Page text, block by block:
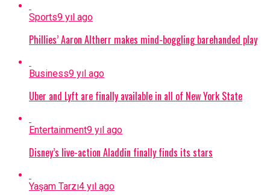
Sports9 yıl ago
Phillies’ Aaron Altherr makes mind-boggling barehanded play
Business9 yıl ago
Uber and Lyft are finally available in all of New York State
Entertainment9 yıl ago
Disney’s live-action Aladdin finally finds its stars
Yaşam Tarzı4 yıl ago